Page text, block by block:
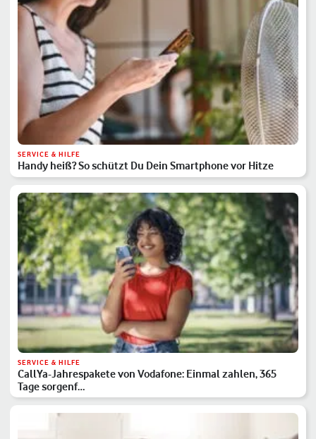
SERVICE & HILFE
Handy heiß? So schützt Du Dein Smartphone vor Hitze
SERVICE & HILFE
CallYa-Jahrespakete von Vodafone: Einmal zahlen, 365
Tage sorgenf…